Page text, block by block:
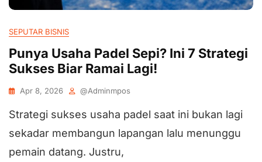
SEPUTAR BISNIS
Punya Usaha Padel Sepi? Ini 7 Strategi
Sukses Biar Ramai Lagi!
Apr 8, 2026 @adminmpos
Strategi sukses usaha padel saat ini bukan lagi
sekadar membangun lapangan lalu menunggu
pemain datang. Justru,